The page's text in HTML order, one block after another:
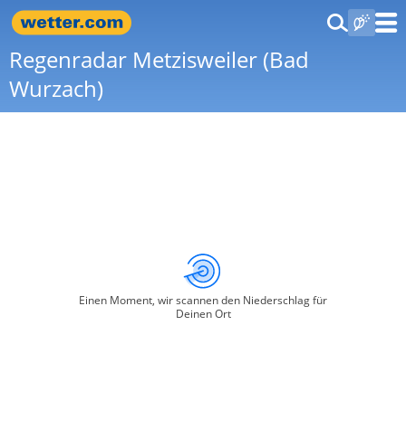
Regenradar Metzisweiler (Bad
Wurzach)
Einen Moment, wir scannen den Niederschlag für
Deinen Ort